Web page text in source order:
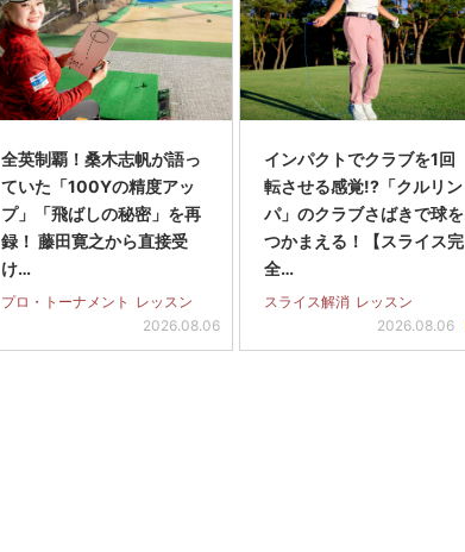
全英制覇！桑木志帆が語っ
ていた「100Yの精度アッ
プ」「飛ばしの秘密」を再
録！ 藤田寛之から直接受
け…
プロ・トーナメント レッスン
2026.08.06
インパクトでクラブを1回
転させる感覚!?「クルリン
パ」のクラブさばきで球を
つかまえる！【スライス完
全…
スライス解消 レッスン
2026.08.06